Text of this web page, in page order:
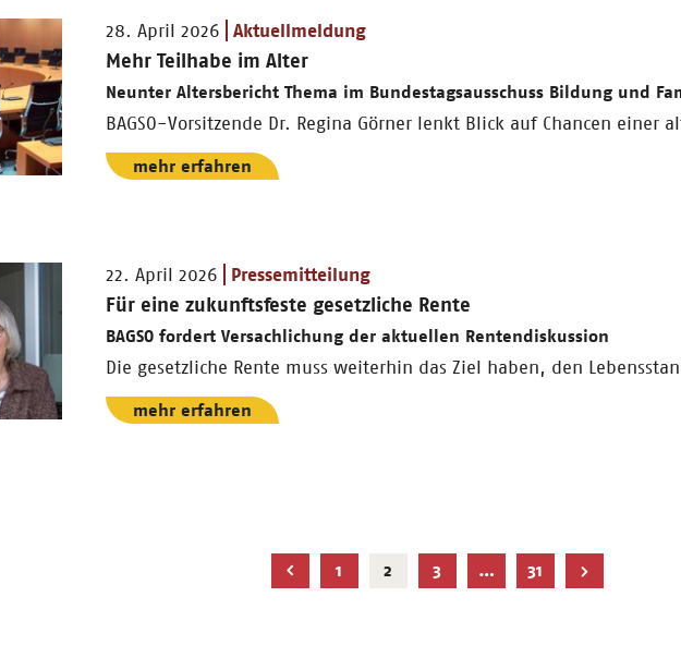
28. April 2026 Aktuellmeldung
Mehr Teilhabe im Alter
Neunter Altersbericht Thema im Bundestagsausschuss Bildung und
BAGSO-Vorsitzende Dr. Regina Görner lenkt Blick auf Chancen einer
mehr erfahren
22. April 2026 Pressemitteilung
Für eine zukunftsfeste gesetzliche Rente
BAGSO fordert Versachlichung der aktuellen Rentendiskussion
Die gesetzliche Rente muss weiterhin das Ziel haben, den
mehr erfahren
1 2 Aktuelle
Seite
3 … 31